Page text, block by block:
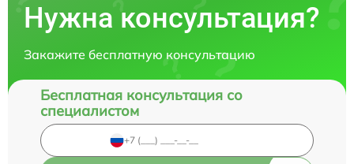
Нужна консультация?
Закажите бесплатную консультацию
Бесплатная консультация со
специалистом